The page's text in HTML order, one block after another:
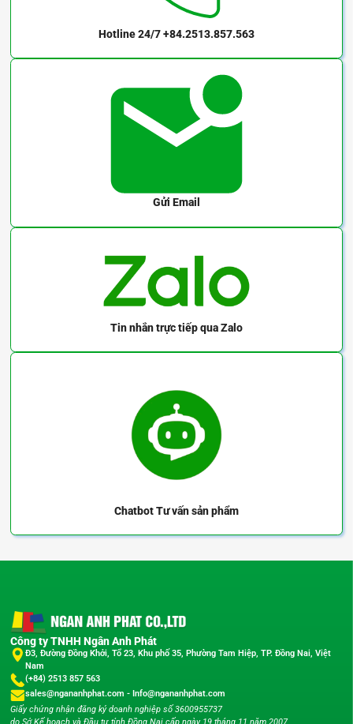
Hotline 24/7+84.2513.857.563
Gửi Email
Tin nhắn trực tiếpqua Zalo
ChatbotTư vấn sản phẩm
Công ty TNHH Ngân Anh Phát
Đ3, Đường Đồng Khởi, Tổ 23, Khu phố 35, Phường Tam Hiệp, TP. Đồng Nai, Việt
Nam
(+84) 2513 857 563
sales@ngananhphat.com - Info@ngananhphat.com
Giấy chứng nhận đăng ký doanh nghiệp số 3600955737
do Sở Kế hoạch và Đầu tư tỉnh Đồng Nai cấp ngày 19 tháng 11 năm 2007